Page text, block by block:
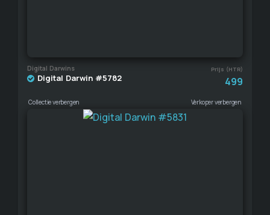
Digital Darwins Prijs (HTR)
Digital Darwin #5782 499
Collectie verbergen Verkoper verbergen